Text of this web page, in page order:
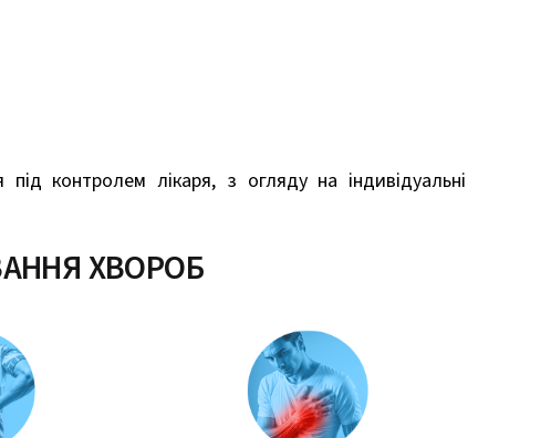
під контролем лікаря, з огляду на індивідуальні
ХВОРОБ